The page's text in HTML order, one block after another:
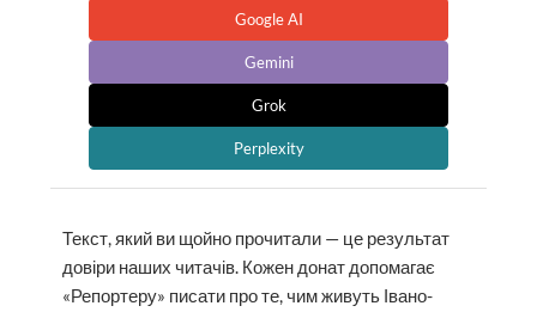
Google AI
Gemini
Grok
Perplexity
Текст, який ви щойно прочитали — це результат
довіри наших читачів. Кожен донат допомагає
«Репортеру» писати про те, чим живуть Івано-